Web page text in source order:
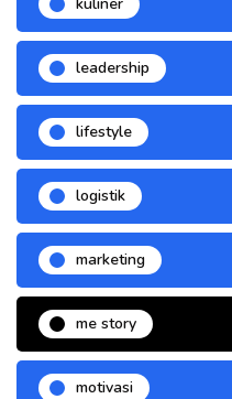
leadership
lifestyle
logistik
marketing
me story
motivasi